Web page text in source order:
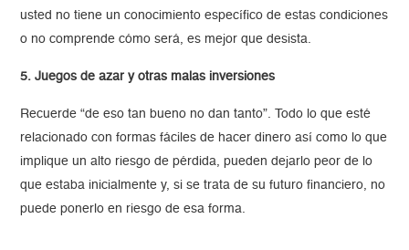
usted no tiene un conocimiento específico de estas condiciones
o no comprende cómo será, es mejor que desista.
5. Juegos de azar y otras malas inversiones
Recuerde “de eso tan bueno no dan tanto”. Todo lo que esté
relacionado con formas fáciles de hacer dinero así como lo que
implique un alto riesgo de pérdida, pueden dejarlo peor de lo
que estaba inicialmente y, si se trata de su futuro financiero, no
puede ponerlo en riesgo de esa forma.